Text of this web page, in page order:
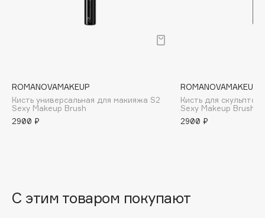
Banderas
Basicare
Batiste
Bebble
ROMANOVAMAKEUP
Кисть универсальная для макияжа S2
Sexy Makeup Brush
2900 ₽
ROMANOVAMAKEUP
Кисть для
Sexy Makeup Brush
2900 ₽
С этим товаром покупают